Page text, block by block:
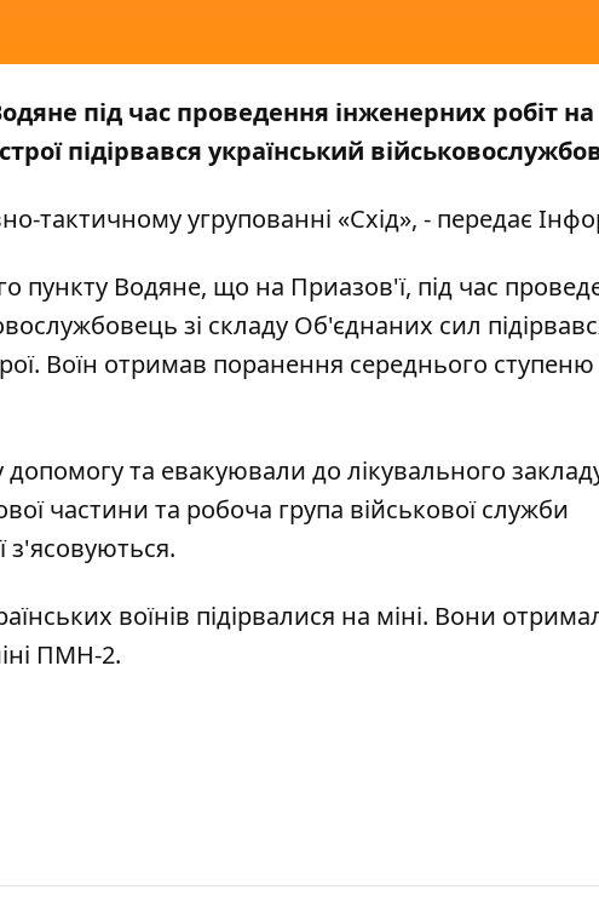
під час проведення інженерних робіт на
підірвався український
тактичному угрупованні «Схід», - передає
пункту Водяне, що на Приазов'ї, під час
зі складу Об'єднаних сил
Воїн отримав поранення середнього ступеню
та евакуювали до лікувального
частини та робоча група військової служби
з'ясовуються.
воїнів підірвалися на міні. Вони
ПМН-2.